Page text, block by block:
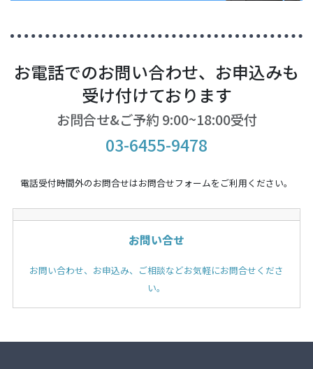
お電話でのお問い合わせ、お申込みも
受け付けております
お問合せ&ご予約 9:00~18:00受付
03-6455-9478
電話受付時間外のお問合せはお問合せフォームをご利用ください。
お問い合せ
お問い合わせ、お申込み、ご相談などお気軽にお問合せくださ
い。